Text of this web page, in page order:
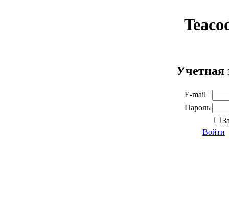
Учетная
E-mail
Пароль
Войти